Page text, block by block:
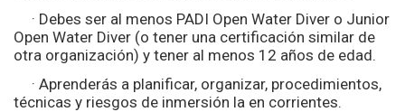
· Debes ser al menos PADI Open Water Diver o Junior
Open Water Diver (o tener una certificación similar de
otra organización) y tener al menos 12 años de edad.
· Aprenderás a planificar, organizar, procedimientos,
técnicas y riesgos de inmersión la en corrientes.